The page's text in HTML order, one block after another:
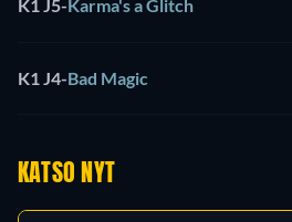
K1 J5-Karma's a Glitch
K1 J4-Bad Magic
KATSO NYT